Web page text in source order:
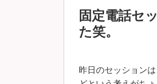
固定電話セ
た笑。
昨日のセッション